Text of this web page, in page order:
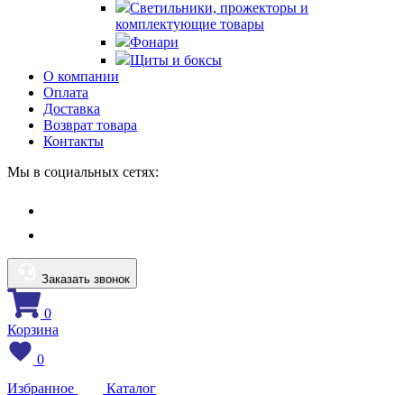
Светильники, прожекторы и
комплектующие товары
Фонари
Щиты и боксы
О компании
Оплата
Доставка
Возврат товара
Контакты
Мы в социальных сетях:
Заказать звонок
0
Корзина
0
Избранное
Каталог